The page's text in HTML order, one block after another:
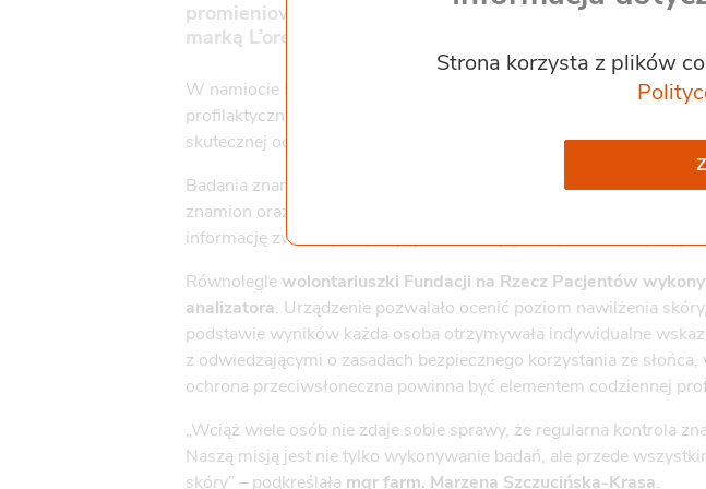
promieniowania UV. Właśnie o tym przypominała
marką L’oreal podczas akcji profilaktyczno-edukacyjnej,
W namiocie Fundacji, zlokalizowanym przy wejściu na sopocką
profilaktycznych. Mieli możliwość zbadać znamiona skórne,
skutecznej ochrony przeciwsłonecznej.
Badania znamion i zmian skórnych
wykonywał lekarz-
znamion oraz innych zmian skórnych pod kątem ich charakteru i
informację zwrotną dotyczącą stanu swojej skóry, a w kilku
Równoleglewolontariuszki Fundacji na Rzecz Pacjentów
analizatora. Urządzenie pozwalało ocenić poziom nawilżenia
podstawie wyników każda osoba otrzymywała indywidualne
z odwiedzającymi o zasadach bezpiecznego korzystania ze
ochrona przeciwsłoneczna powinna być elementem codziennej
„Wciąż wiele osób nie zdaje sobie sprawy, że regularna kontrola
Naszą misją jest nie tylko wykonywanie badań, ale przede
skóry” – podkreślała mgr farm. Marzena Szczucińska-Krasa.
Strona korzysta z plików